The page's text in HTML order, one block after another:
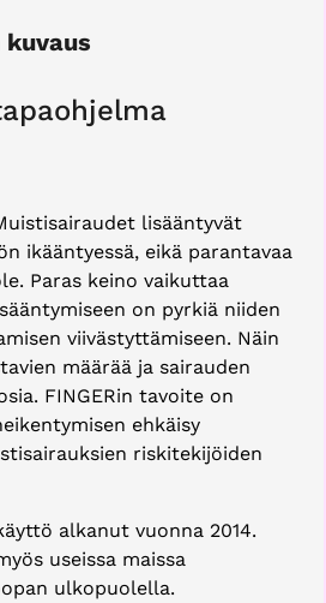
lisääntyvät
ikääntyessä, eikä parantavaa
Paras keino vaikuttaa
on pyrkiä niiden
viivästyttämiseen. Näin
määrää ja sairauden
FINGERin tavoite on
ehkäisy
riskitekijöiden
alkanut vuonna 2014.
useissa maissa
ulkopuolella.